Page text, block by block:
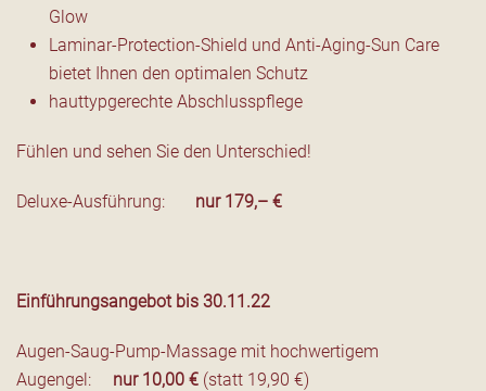
Glow
Laminar-Protection-Shield und Anti-Aging-Sun Care
bietet Ihnen den optimalen Schutz
hauttypgerechte Abschlusspflege
Fühlen und sehen Sie den Unterschied!
Deluxe-Ausführung: nur 179,– €
Einführungsangebot bis 30.11.22
Augen-Saug-Pump-Massage mit hochwertigem
Augengel: nur 10,00 € (statt 19,90 €)